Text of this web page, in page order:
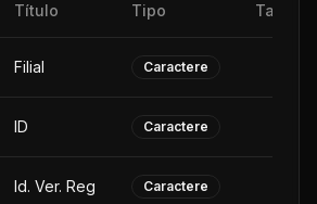
Título Tipo
Filial Caractere
ID Caractere
Id. Ver. Reg Caractere